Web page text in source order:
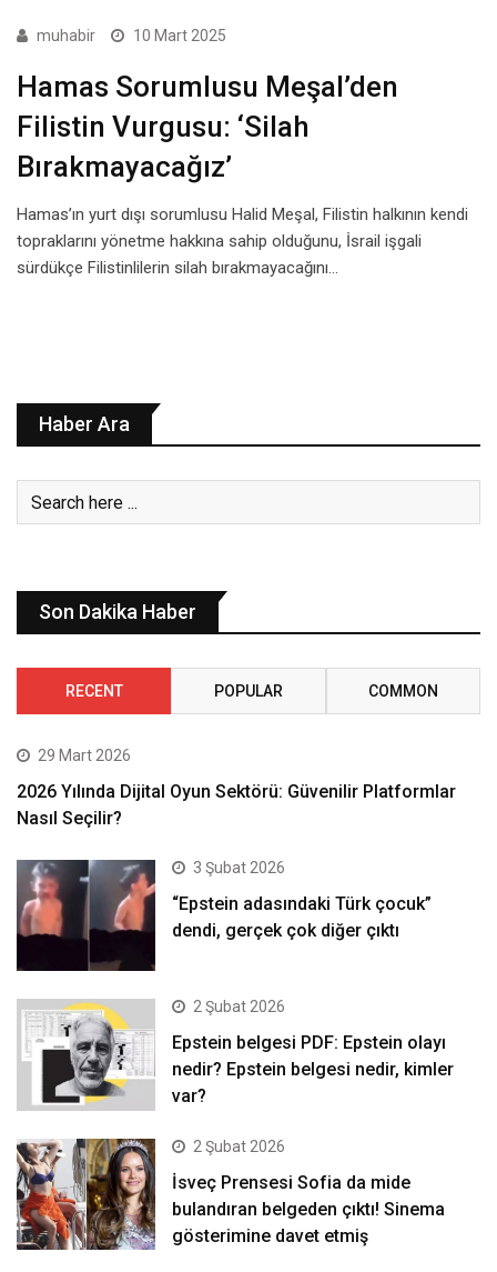
muhabir 10 Mart 2025
Hamas Sorumlusu Meşal’den
Filistin Vurgusu: ‘Silah
Bırakmayacağız’
Hamas’ın yurt dışı sorumlusu Halid Meşal, Filistin halkının kendi
topraklarını yönetme hakkına sahip olduğunu, İsrail işgali
sürdükçe Filistinlilerin silah bırakmayacağını…
Haber Ara
Son Dakika Haber
RECENT POPULAR COMMON
29 Mart 2026
2026 Yılında Dijital Oyun Sektörü: Güvenilir Platformlar
Nasıl Seçilir?
3 Şubat 2026
“Epstein adasındaki Türk çocuk”
dendi, gerçek çok diğer çıktı
2 Şubat 2026
Epstein belgesi PDF: Epstein olayı
nedir? Epstein belgesi nedir, kimler
var?
2 Şubat 2026
İsveç Prensesi Sofia da mide
bulandıran belgeden çıktı! Sinema
gösterimine davet etmiş